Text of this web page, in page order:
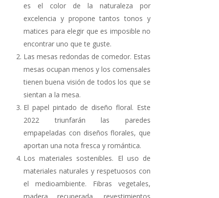
es el color de la naturaleza por
excelencia y propone tantos tonos y
matices para elegir que es imposible no
encontrar uno que te guste.
Las mesas redondas de comedor. Estas
mesas ocupan menos y los comensales
tienen buena visión de todos los que se
sientan a la mesa.
El papel pintado de diseño floral. Este
2022 triunfarán las paredes
empapeladas con diseños florales, que
aportan una nota fresca y romántica.
Los materiales sostenibles. El uso de
materiales naturales y respetuosos con
el medioambiente. Fibras vegetales,